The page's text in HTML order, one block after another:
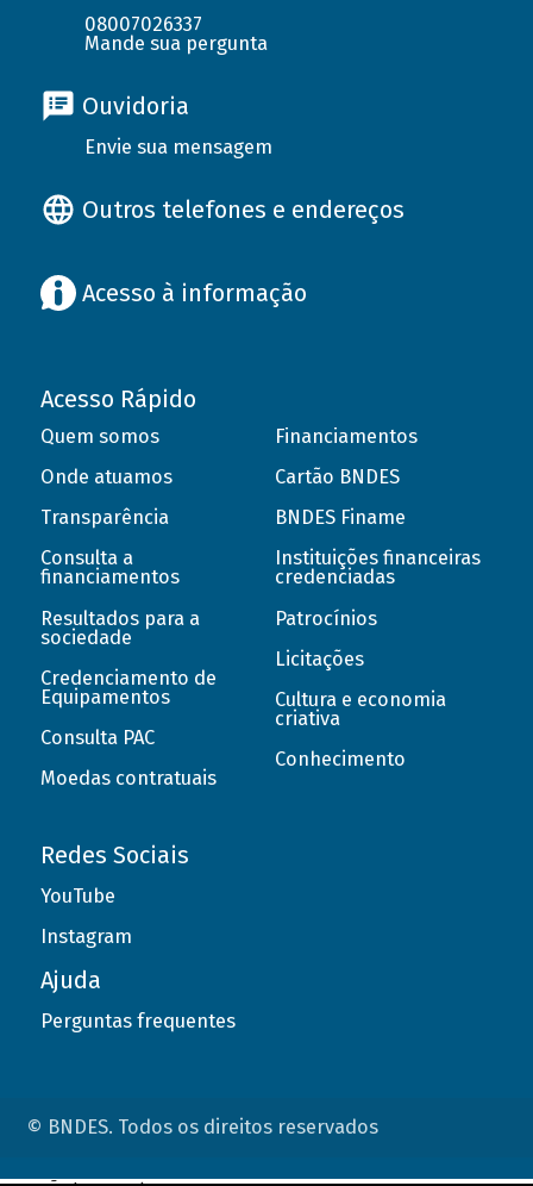
08007026337
Mande sua pergunta
Ouvidoria
Envie sua mensagem
Outros telefones e endereços
Acesso à informação
Acesso Rápido
Quem somos
Onde atuamos
Transparência
Consulta a
financiamentos
Resultados para a
sociedade
Credenciamento de
Equipamentos
Consulta PAC
Moedas contratuais
Financiamentos
Cartão BNDES
BNDES Finame
Instituições financeiras
credenciadas
Patrocínios
Licitações
Cultura e economia
criativa
Conhecimento
Redes Sociais
YouTube
Instagram
Ajuda
Perguntas frequentes
© BNDES. Todos os direitos reservados